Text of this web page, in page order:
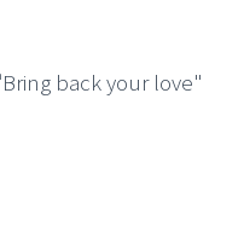
Bring back your love"